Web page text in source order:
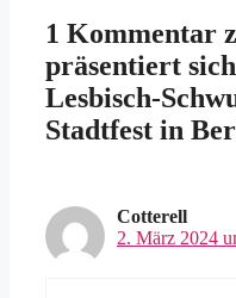
1 Kommentar
präsentiert
Lesbisch-
Stadtfest in
Cotterell
2. März 2024